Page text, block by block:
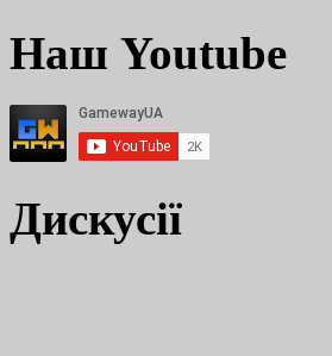
Наш Youtube
Дискусії